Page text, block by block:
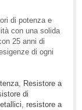
di potenza e
con una solida
25 anni di
di ogni
, Resistore a
di
, resistore a